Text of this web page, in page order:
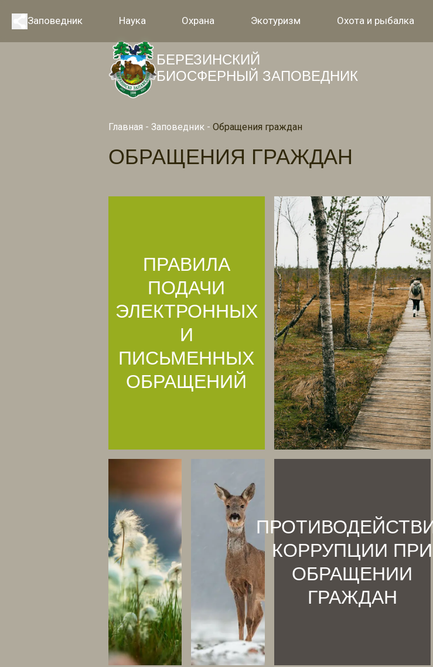
Заповедник Наука Охрана Экотуризм Охота и рыбалка
БЕРЕЗИНСКИЙ
БИОСФЕРНЫЙ ЗАПОВЕДНИК
Главная - Заповедник - Обращения граждан
ОБРАЩЕНИЯ ГРАЖДАН
ПРАВИЛА
ПОДАЧИ
ЭЛЕКТРОННЫХ
И
ПИСЬМЕННЫХ
ОБРАЩЕНИЙ
КОРРУПЦИИ ПРИ
ОБРАЩЕНИИ
ГРАЖДАН